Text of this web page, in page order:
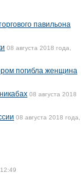
павильона
08 августа 2018 года,
погибла женщина
08 августа 2018
08 августа 2018 года,